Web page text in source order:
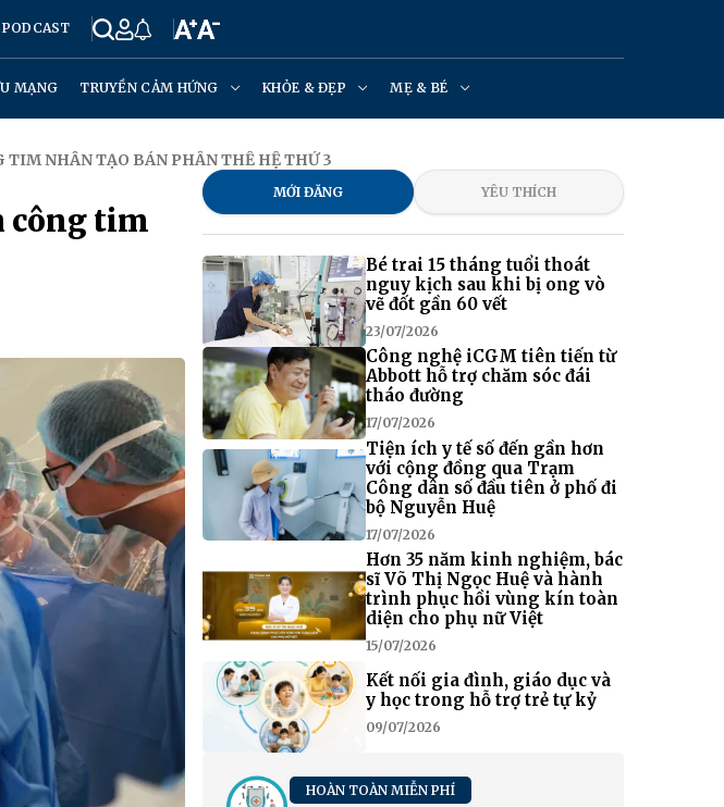
PODCAST
MẠNG TRUYỀN CẢM HỨNG KHỎE & ĐẸP MẸ & BÉ
NHÂN TẠO BÁN PHẦN THẾ HỆ THỨ 3
công tim
MỚI ĐĂNG YÊU THÍCH
Bé trai 15 tháng tuổi thoát
nguy kịch sau khi bị ong vò
vẽ đốt gần 60 vết
23/07/2026
Công nghệ iCGM tiên tiến từ
Abbott hỗ trợ chăm sóc đái
tháo đường
17/07/2026
Tiện ích y tế số đến gần hơn
với cộng đồng qua Trạm
Công dân số đầu tiên ở phố đi
bộ Nguyễn Huệ
17/07/2026
Hơn 35 năm kinh nghiệm, bác
sĩ Võ Thị Ngọc Huệ và hành
trình phục hồi vùng kín toàn
diện cho phụ nữ Việt
15/07/2026
Kết nối gia đình, giáo dục và
y học trong hỗ trợ trẻ tự kỷ
09/07/2026
HOÀN TOÀN MIỄN PHÍ